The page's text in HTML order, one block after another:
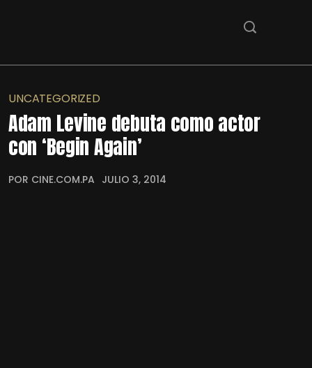
UNCATEGORIZED
Adam Levine debuta como actor
con ‘Begin Again’
POR CINE.COM.PA JULIO 3, 2014